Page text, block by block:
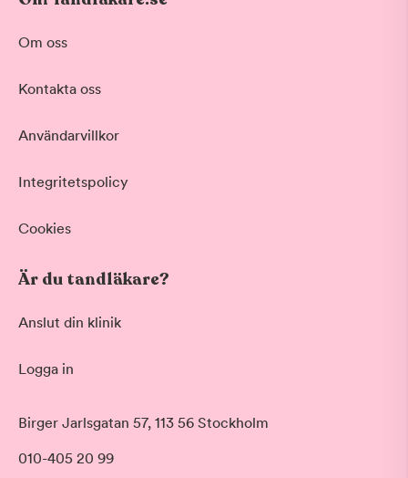
Behandling
Akut tandvård
Grundlig kontroll av tänder och tandkött
Professionell rengöring och puts
Skonsam blekning för vitare tänder
Datum
Tid på dagen
Morgon
Förmiddag
Om oss
Kontakta oss
Användarvillkor
Integritetspolicy
Cookies
Är du tandläkare?
Anslut din klinik
Logga in
Birger Jarlsgatan 57, 113 56 Stockholm
010-405 20 99